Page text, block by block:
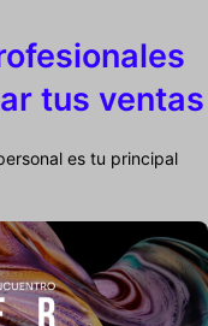
tus ventas
es tu principal